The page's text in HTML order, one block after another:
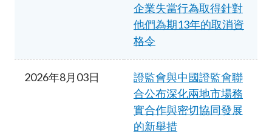
企業失當行為取得針對
他們為期13年的取消資
格令
2026年8月03日
證監會與中國證監會聯
合公布深化兩地市場務
實合作與密切協同發展
的新舉措